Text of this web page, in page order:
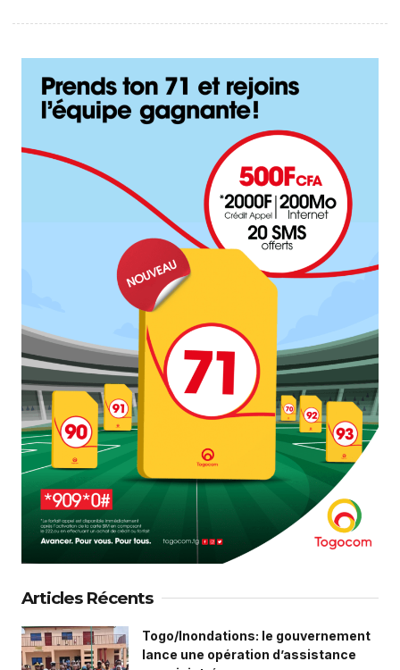
Articles Récents
Togo/Inondations: le gouvernement
lance une opération d’assistance